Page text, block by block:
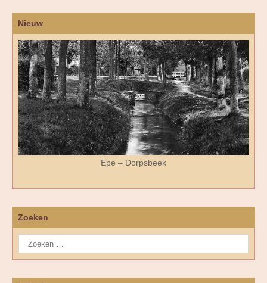
Nieuw
Epe – Dorpsbeek
Zoeken